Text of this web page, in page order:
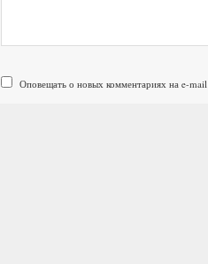
Оповещать о новых комментариях на e-mail